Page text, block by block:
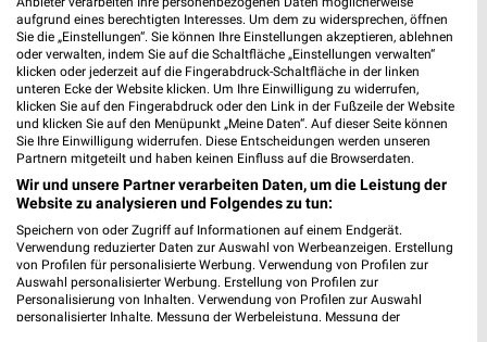
Bahnhofstr. 73
76356 Weingarten
Heute geschlossen
18,31 km
aufgrund eines berechtigten Interesses. Um dem zu widersprechen, öffnen
Sie die „Einstellungen“. Sie können Ihre Einstellungen akzeptieren, ablehnen
oder verwalten, indem Sie auf die Schaltfläche „Einstellungen verwalten“
klicken oder jederzeit auf die Fingerabdruck-Schaltfläche in der linken
unteren Ecke der Website klicken. Um Ihre Einwilligung zu widerrufen,
klicken Sie auf den Fingerabdruck oder den Link in der Fußzeile der Website
und klicken Sie auf den Menüpunkt „Meine Daten“. Auf dieser Seite können
Sie Ihre Einwilligung widerrufen. Diese Entscheidungen werden unseren
Partnern mitgeteilt und haben keinen Einfluss auf die Browserdaten.
Wir und unsere Partner verarbeiten Daten, um die Leistung der
Website zu analysieren und Folgendes zu tun:
Speichern von oder Zugriff auf Informationen auf einem Endgerät.
Verwendung reduzierter Daten zur Auswahl von Werbeanzeigen. Erstellung
von Profilen für personalisierte Werbung. Verwendung von Profilen zur
Auswahl personalisierter Werbung. Erstellung von Profilen zur
Personalisierung von Inhalten. Verwendung von Profilen zur Auswahl
personalisierter Inhalte. Messung der Werbeleistung. Messung der